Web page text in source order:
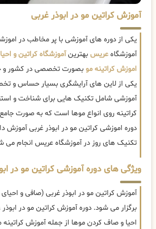
آموزش کراتین مو در ابوذر غربی
یکی از دوره های آموزشی با پر مخاطب در
آموزشگاهعریسبهترینآموزشگاه کراتین و
اموزش کراتینه موبصورت تخصصی در کشور و
یکی از لاین های آرایشگری بسیار حساس و
آموزشی شامل تکنیک هایی برای شناخت و
کراتینه روی انواع موها است که به صورت
دوره اموزشی کراتین مو در ابوذر غربی آموزش
تکنیک های روز در آموزشگاه عریس انجام می
ویژگی های دوره آموزشی کراتین مو در
آموزش کراتین مو در ابوذر غربی (صافی و
برگزار می شود. دوره آموزش کراتین مو در
احیا و صاف کردن موها از جمله آموزش